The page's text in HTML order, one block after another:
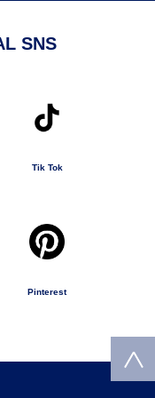
SNS
Tik Tok
Pinterest